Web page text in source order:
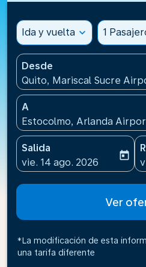
Ida y vuelta expand_more 1
Desde
Quito, Mariscal Sucre
A
Estocolmo, Arlanda
Salida
fc-booking-departure-
vie. 14 ago. 2026
today
Ver
*La modificación de esta
una tarifa diferente